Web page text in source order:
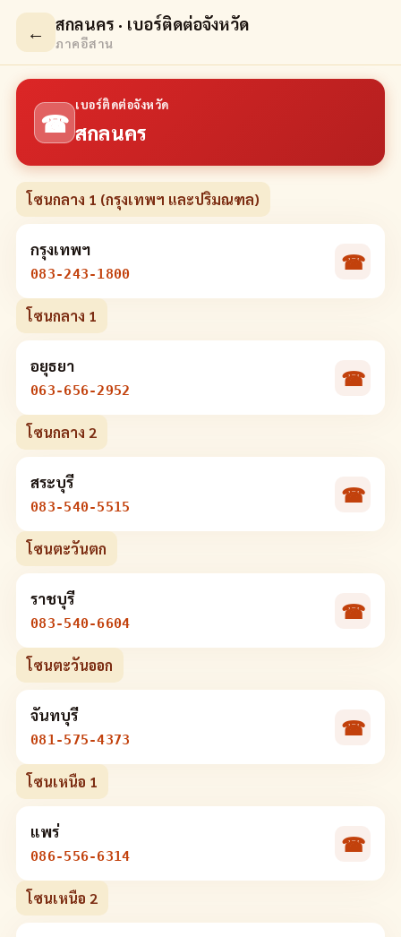
← สกลนคร · เบอร์ติดต่อจังหวัด
ภาคอีสาน
☎
เบอร์ติดต่อจังหวัด
สกลนคร
โซนกลาง 1 (กรุงเทพฯ และปริมณฑล)
กรุงเทพฯ
083-243-1800
☎
โซนกลาง 1
อยุธยา
063-656-2952
☎
โซนกลาง 2
สระบุรี
083-540-5515
☎
โซนตะวันตก
ราชบุรี
083-540-6604
☎
โซนตะวันออก
จันทบุรี
081-575-4373
☎
โซนเหนือ 1
แพร่
086-556-6314
☎
โซนเหนือ 2